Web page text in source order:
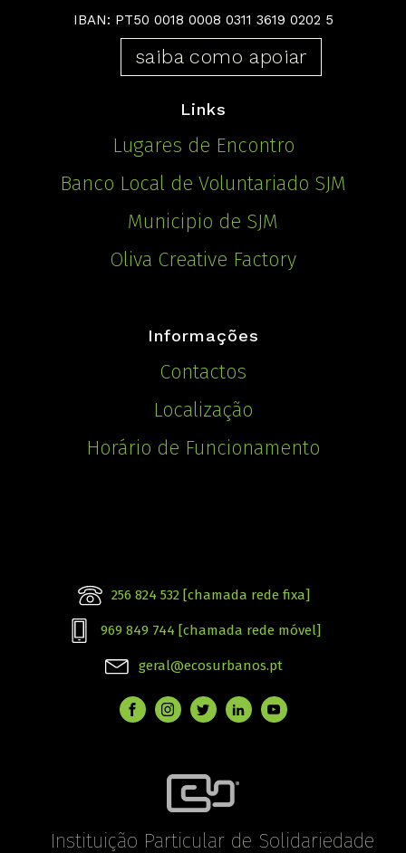
IBAN: PT50 0018 0008 0311 3619 0202 5
saiba como apoiar
Links
Lugares de Encontro
Banco Local de Voluntariado SJM
Municipio de SJM
Oliva Creative Factory
Informações
Contactos
Localização
Horário de Funcionamento
256 824 532 [chamada rede fixa]
969 849 744 [chamada rede móvel]
geral@ecosurbanos.pt
Instituição Particular de Solidariedade